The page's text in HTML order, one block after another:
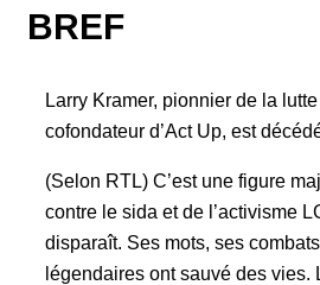
BREF
Larry Kramer, pionnier de la
cofondateur d’Act Up, est
(Selon RTL) C’est une figure
contre le sida et de l’activisme
disparaît. Ses mots, ses
légendaires ont sauvé des vies.